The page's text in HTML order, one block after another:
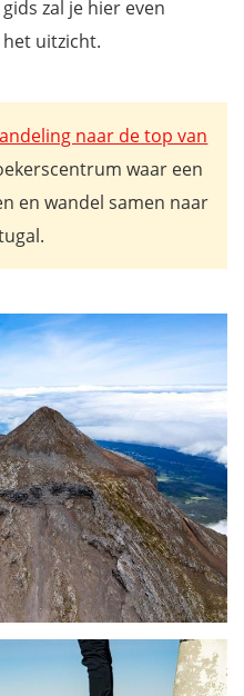
zal je hier even
uitzicht.
naar de top van
waar een
en wandel samen naar